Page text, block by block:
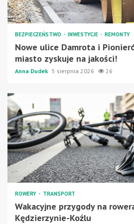
BEZPIECZEŃSTWO INWESTYCJE REMONTY
Nowe ulice Damrota i
miasto zyskuje na jakości!
Anna Dudek 5 sierpnia 2026 26
ROWERY TRANSPORT
Wakacyjne przygody na
Kędzierzynie-Koźlu